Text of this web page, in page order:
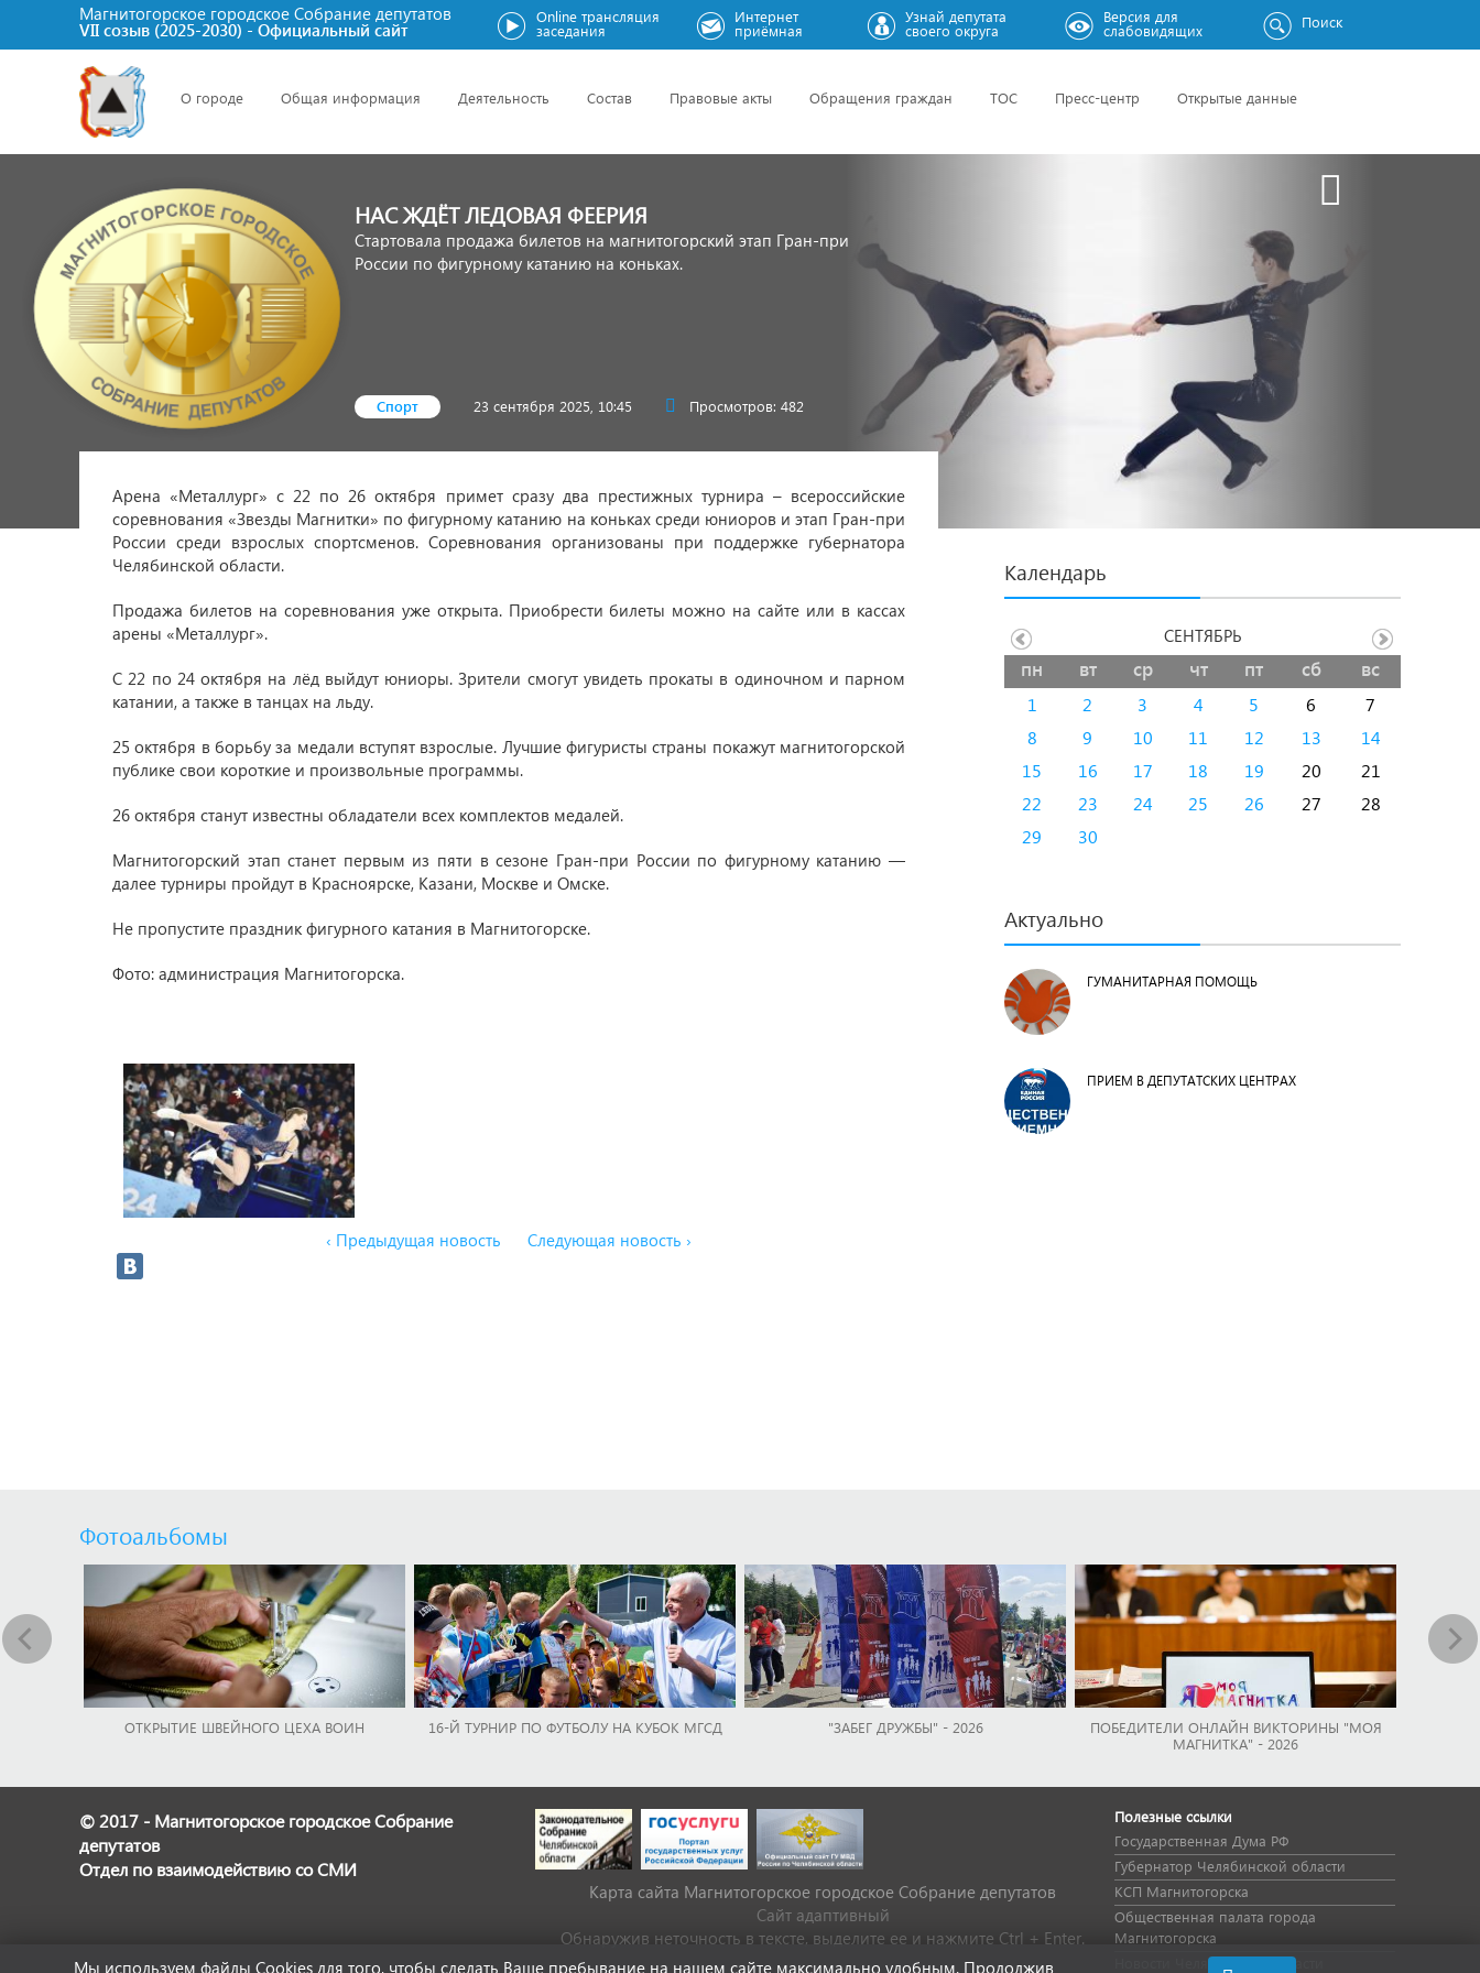
Магнитогорское городское Cобрание депутатов
VII созыв (2025-2030) - Официальный сайт
Online трансляция
заседания
Интернет
приёмная
Узнай депутата
своего округа
Версия для
слабовидящих Поиск
О городе Общая информация Деятельность Состав Правовые акты Обращения граждан ТОС Пресс-центр Открытые данные
НАС ЖДЁТ ЛЕДОВАЯ ФЕЕРИЯ
Стартовала продажа билетов на магнитогорский этап Гран-при
России по фигурному катанию на коньках.
Спорт 23 сентября 2025, 10:45 Просмотров: 482
Арена «Металлург» с 22 по 26 октября примет сразу два престижных турнира – всероссийские
соревнования «Звезды Магнитки» по фигурному катанию на коньках среди юниоров и этап Гран-при
России среди взрослых спортсменов. Соревнования организованы при поддержке губернатора
Челябинской области.
Продажа билетов на соревнования уже открыта. Приобрести билеты можно на сайте или в кассах
арены «Металлург».
С 22 по 24 октября на лёд выйдут юниоры. Зрители смогут увидеть прокаты в одиночном и парном
катании, а также в танцах на льду.
25 октября в борьбу за медали вступят взрослые. Лучшие фигуристы страны покажут магнитогорской
публике свои короткие и произвольные программы.
26 октября станут известны обладатели всех комплектов медалей.
Магнитогорский этап станет первым из пяти в сезоне Гран-при России по фигурному катанию —
далее турниры пройдут в Красноярске, Казани, Москве и Омске.
Не пропустите праздник фигурного катания в Магнитогорске.
Фото: администрация Магнитогорска.
‹ Предыдущая новость Следующая новость ›
Календарь
пн вт ср чт пт сб вс
1 2 3 4 5 6
7
8
9 10 11 12 13
14
15
16 17 18 19 20
21
22
23 24 25 26 27
28
29
30
СЕНТЯБРЬ
Актуально
ГУМАНИТАРНАЯ ПОМОЩЬ
ПРИЕМ В ДЕПУТАТСКИХ ЦЕНТРАХ
Фотоальбомы
ОТКРЫТИЕ ШВЕЙНОГО ЦЕХА ВОИН 16-Й ТУРНИР ПО ФУТБОЛУ НА КУБОК МГСД "ЗАБЕГ ДРУЖБЫ" - 2026
ПОБЕДИТЕЛИ ОНЛАЙН ВИКТОРИНЫ "МОЯ
МАГНИТКА" - 2026
© 2017 - Магнитогорское городское Собрание
депутатов
Отдел по взаимодействию со СМИ
Карта сайта Магнитогорское городское Cобрание депутатов
Сайт адаптивный
Обнаружив неточность в тексте, выделите ее и нажмите Ctrl + Enter.
Полезные ссылки
Государственная Дума РФ
Губернатор Челябинской области
КСП Магнитогорска
Общественная палата города
Магнитогорска
Новости Челябинской области
Мы используем файлы Cookies для того, чтобы сделать Ваше пребывание на нашем сайте максимально удобным. Продолжив